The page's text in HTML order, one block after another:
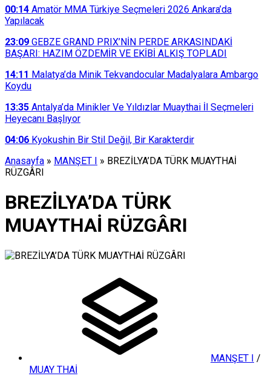
00:14 Amatör MMA Türkiye Seçmeleri 2026 Ankara’da
Yapılacak
23:09 GEBZE GRAND PRIX’NİN PERDE ARKASINDAKİ
BAŞARI: HAZIM ÖZDEMİR VE EKİBİ ALKIŞ TOPLADI
14:11 Malatya’da Minik Tekvandocular Madalyalara Ambargo
Koydu
13:35 Antalya’da Minikler Ve Yıldızlar Muaythai İl Seçmeleri
Heyecanı Başlıyor
04:06 Kyokushin Bir Stil Değil, Bir Karakterdir
Anasayfa » MANŞET I » BREZİLYA’DA TÜRK MUAYTHAİ
RÜZGÂRI
BREZİLYA’DA TÜRK
MUAYTHAİ RÜZGÂRI
MANŞET I /
MUAY THAİ